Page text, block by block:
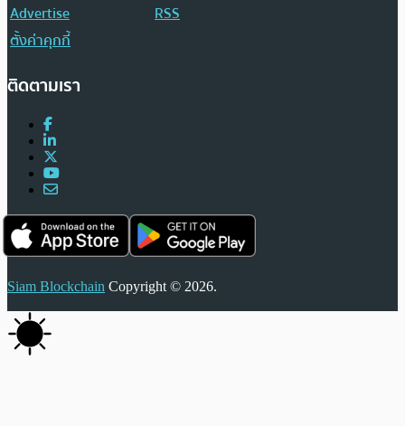
Advertise
RSS
ตั้งค่าคุกกี้
ติดตามเรา
Siam Blockchain Copyright © 2026.